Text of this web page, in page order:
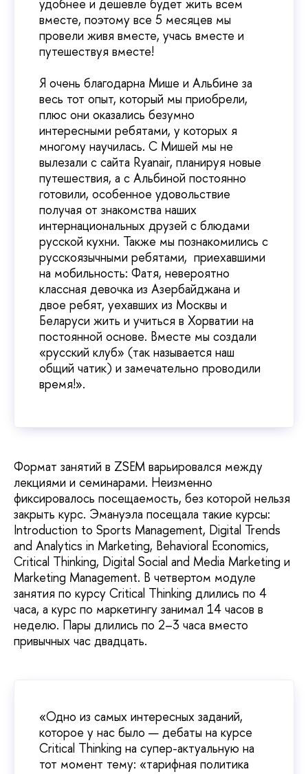
удобнее и дешевле будет жить всем
вместе, поэтому все 5 месяцев мы
провели живя вместе, учась вместе и
путешествуя вместе!
Я очень благодарна Мише и Альбине за
весь тот опыт, который мы приобрели,
плюс они оказались безумно
интересными ребятами, у которых я
многому научилась. С Мишей мы не
вылезали с сайта Ryanair, планируя новые
путешествия, а с Альбиной постоянно
готовили, особенное удовольствие
получая от знакомства наших
интернациональных друзей с блюдами
русской кухни. Также мы познакомились с
русскоязычными ребятами, приехавшими
на мобильность: Фатя, невероятно
классная девочка из Азербайджана и
двое ребят, уехавших из Москвы и
Беларуси жить и учиться в Хорватии на
постоянной основе. Вместе мы создали
«русский клуб» (так называется наш
общий чатик) и замечательно проводили
время!».
Формат занятий в ZSEM варьировался между
лекциями и семинарами. Неизменно
фиксировалось посещаемость, без которой нельзя
закрыть курс. Эмануэла посещала такие курсы:
Introduction to Sports Management, Digital Trends
and Analytics in Marketing, Behavioral Economics,
Critical Thinking, Digital Social and Media Marketing и
Marketing Management. В четвертом модуле
занятия по курсу Critical Thinking длились по 4
часа, а курс по маркетингу занимал 14 часов в
неделю. Пары длились по 2–3 часа вместо
привычных час двадцать.
«Одно из самых интересных заданий,
которое у нас было — дебаты на курсе
Critical Thinking на супер-актуальную на
тот момент тему: «тарифная политика